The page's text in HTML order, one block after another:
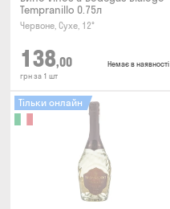
Tempranillo 0.75л
Червоне, Сухе, 12°
138,00
грн за 1 шт
Немає в наявності
Тільки онлайн